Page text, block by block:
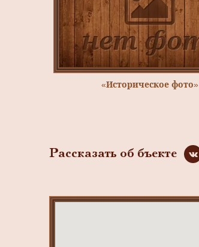
«Историческое фото»
Рассказать об бъекте